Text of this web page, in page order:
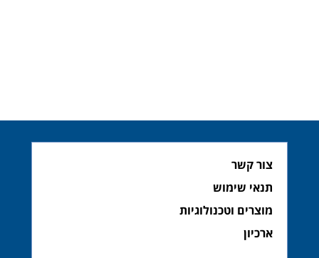
צור קשר
תנאי שימוש
מוצרים וטכנולוגיות
ארכיון